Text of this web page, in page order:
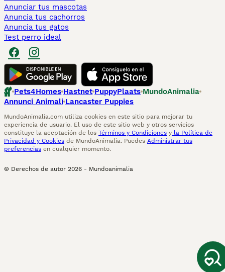
Anunciar tus mascotas
Anuncia tus cachorros
Anuncia tus gatos
Test perro ideal
Pets4Homes Hastnet PuppyPlaats MundoAnimalia
Annunci Animali Lancaster Puppies
MundoAnimalia.com utiliza cookies en este sitio para mejorar tu
experiencia de usuario. El uso de este sitio web y otros servicios
constituye la aceptación de los Términos y Condiciones y la Política de
Privacidad y Cookies de MundoAnimalia. Puedes Administrar tus
preferencias en cualquier momento.
© Derechos de autor 2026 - Mundoanimalia